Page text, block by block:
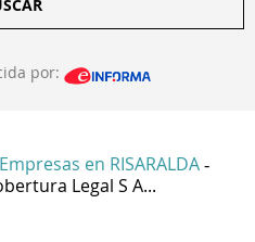
por:
Empresas en RISARALDA -
Legal S A...